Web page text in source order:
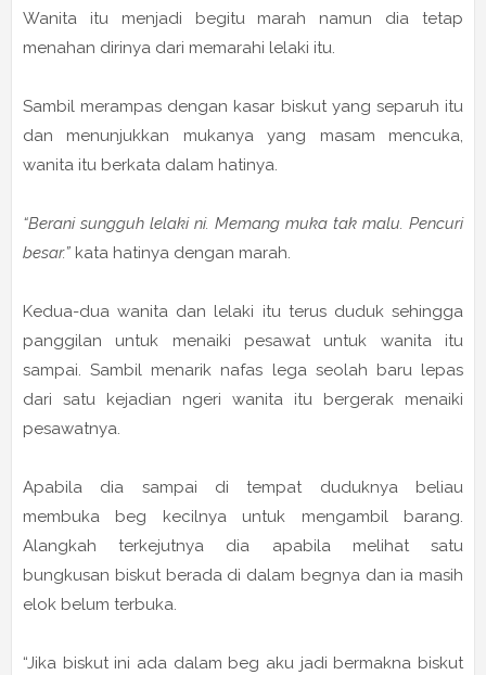
Wanita itu menjadi begitu marah namun dia tetap
menahan dirinya dari memarahi lelaki itu.
Sambil merampas dengan kasar biskut yang separuh itu
dan menunjukkan mukanya yang masam mencuka,
wanita itu berkata dalam hatinya.
“Berani sungguh lelaki ni. Memang muka tak malu. Pencuri
besar.” kata hatinya dengan marah.
Kedua-dua wanita dan lelaki itu terus duduk sehingga
panggilan untuk menaiki pesawat untuk wanita itu
sampai. Sambil menarik nafas lega seolah baru lepas
dari satu kejadian ngeri wanita itu bergerak menaiki
pesawatnya.
Apabila dia sampai di tempat duduknya beliau
membuka beg kecilnya untuk mengambil barang.
Alangkah terkejutnya dia apabila melihat satu
bungkusan biskut berada di dalam begnya dan ia masih
elok belum terbuka.
“Jika biskut ini ada dalam beg aku jadi bermakna biskut